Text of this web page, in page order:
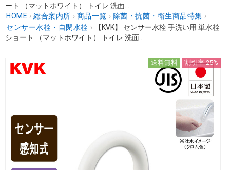
ート （マットホワイト） トイレ 洗面...
HOME › 総合案内所 › 商品一覧 › 除菌・抗菌・衛生商品特集 ›
センサー水栓・自閉水栓 ›
【KVK】 センサー水栓 手洗い用 単水栓
ショート （マットホワイト） トイレ 洗面...
送料無料 割引率 25%